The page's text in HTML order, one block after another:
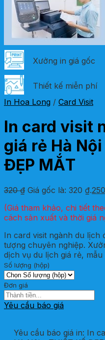
Xưởng in giá gốc
Thiết kế miễn phí
In Hoa Long / Card Visit
In card visit
giá rẻ Hà Nội
ĐẸP MẮT
320₫ Giá gốc là: 320 ₫.250
(Giá tham khảo, chi tiết
cách sản xuất và thời giá
In card visit ngành du lịch
tượng chuyên nghiệp.
dịch vụ du lịch giá rẻ, mẫu
Số lượng (hộp)
Đơn giá
Yêu cầu báo giá
Yêu cầu báo giá in: In